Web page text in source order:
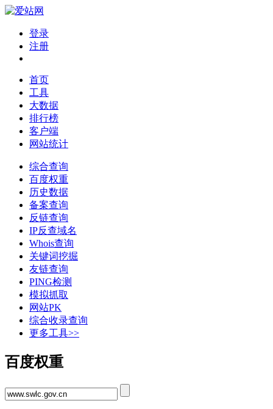
登录
注册
首页
工具
大数据
排行榜
客户端
网站统计
综合查询
百度权重
历史数据
备案查询
反链查询
IP反查域名
Whois查询
关键词挖掘
友链查询
PING检测
模拟抓取
网站PK
综合收录查询
更多工具>>
百度权重